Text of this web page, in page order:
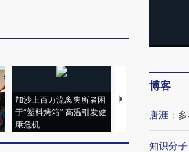
加沙上百万流离失所者困
于“塑料烤箱” 高温引发健
康危机
视线｜HYROX的吸
术：是什么让中
博客
唐涯 ：
知识分子